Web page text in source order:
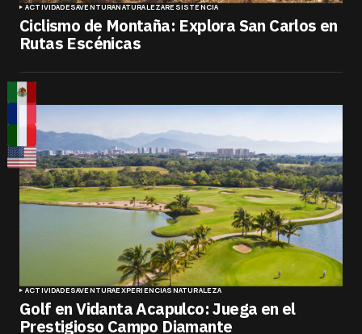
ACTIVIDADESAVENTURANATURALEZARESISTENCIA
Ciclismo de Montaña: Explora San Carlos en
Rutas Escénicas
ACTIVIDADESAVENTURAEXPERIENCIASNATURALEZA
Golf en Vidanta Acapulco: Juega en el
Prestigioso Campo Diamante